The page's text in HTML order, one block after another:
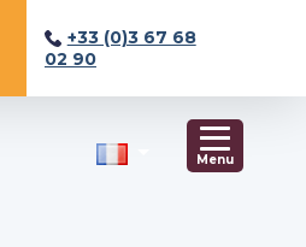
+33 (0)3 67 68
02 90
Menu